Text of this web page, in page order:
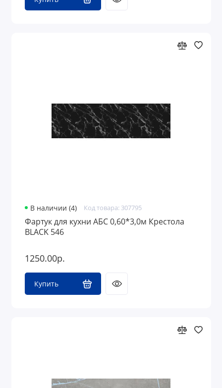
В наличии (4) Код товара: 307795
Фартук для кухни АБС 0,60*3,0м Крестола
BLACK 546
1250.00р.
Купить